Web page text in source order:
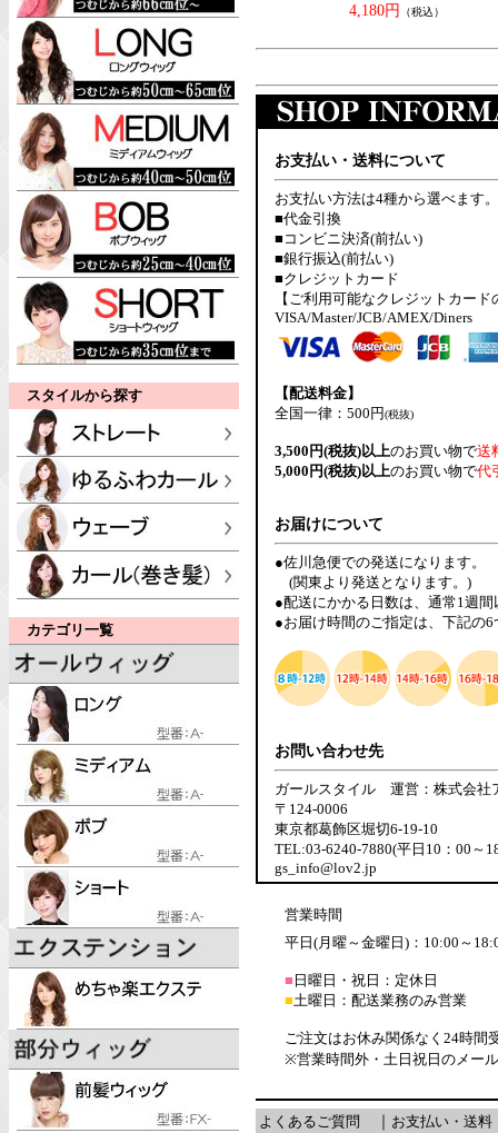
スタイルから探す
カテゴリ一覧
4,180円
（税込）
お支払い・送料について
お支払い方法は4種から選べます。
■代金引換
■コンビニ決済(前払い)
■銀行振込(前払い)
■クレジットカード
【ご利用可能なクレジットカード
VISA/Master/JCB/AMEX/Diners
【配送料金】
全国一律：500円(税抜)
3,500円(税抜)以上のお買い物で送
5,000円(税抜)以上のお買い物で代
お届けについて
●佐川急便での発送になります。
(関東より発送となります。)
●配送にかかる日数は、通常1週
●お届け時間のご指定は、下記の
お問い合わせ先
ガールスタイル 運営：株式会社
〒124-0006
東京都葛飾区堀切6-19-10
TEL:03-6240-7880(平日10：00～
gs_info@lov2.jp
営業時間
平日(月曜～金曜日)：10:00～
■ 日曜日・祝日：定休日
■土曜日：配送業務のみ営業
ご注文はお休み関係なく24時間
※営業時間外・土日祝日のメー
よくあるご質問 お支払い・送料